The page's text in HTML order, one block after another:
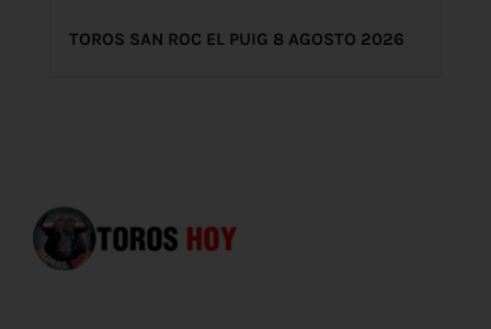
TOROS SAN ROC EL PUIG 8 AGOSTO 2026